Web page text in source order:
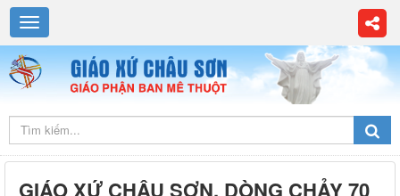
GIÁO XỨ CHÂU SƠN, DÒNG CHẢY 70